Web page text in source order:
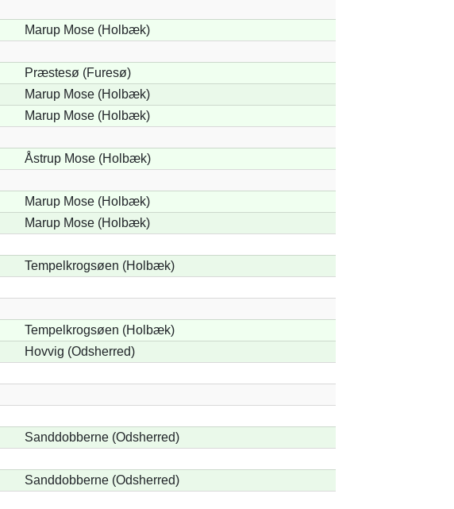
Marup Mose (Holbæk)
Præstesø (Furesø)
Marup Mose (Holbæk)
Marup Mose (Holbæk)
Åstrup Mose (Holbæk)
Marup Mose (Holbæk)
Marup Mose (Holbæk)
Tempelkrogsøen (Holbæk)
Tempelkrogsøen (Holbæk)
Hovvig (Odsherred)
Sanddobberne (Odsherred)
Sanddobberne (Odsherred)